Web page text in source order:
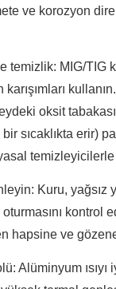
ve korozyon
temizlik: MIG/TIG
oksit
sıcaklıkta erir)
Kuru, yağsız
kontrol
hapsine ve
Alüminyum